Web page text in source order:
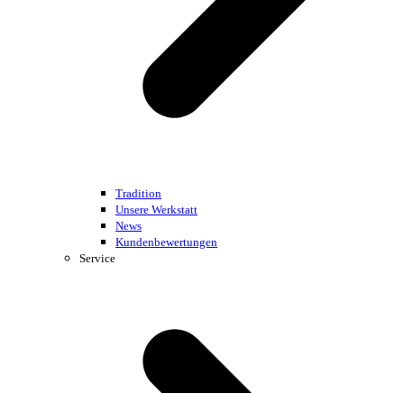
Tradition
Unsere Werkstatt
News
Kundenbewertungen
Service